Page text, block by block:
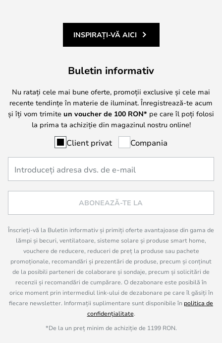
INSPIRAȚI-VĂ AICI
Buletin informativ
Nu ratați cele mai bune oferte, promoții exclusive și cele mai
recente tendințe în materie de iluminat. Înregistrează-te acum
și îți vom trimite un voucher de 100 RON* pe care îl poți folosi
la prima ta achiziție din magazinul nostru online!
Client privat Compania
ABONEAZĂ-TE LA
Înscrieți-vă la Buletin informativ și primiți oferte avantajoase din gama de
lămpi și becuri, ventilatoare, sisteme solare și produse smart home,
vouchere de reducere, reduceri de preț la produse sau pachete
promoționale, recomandări și prezentări de produse, precum și conținut
de la posibili parteneri de colaborare și sondaje, precum și solicitări de
recenzii și recomandări de cumpărare. O dezabonare este posibilă în
orice moment prin intermediul link-ului de dezabonare pe care îl găsiți în
fiecare newsletter. Informații suplimentare sunt disponibile în politica de
confidențialitate.
*De la un preț minim de achiziție de 1199 RON.